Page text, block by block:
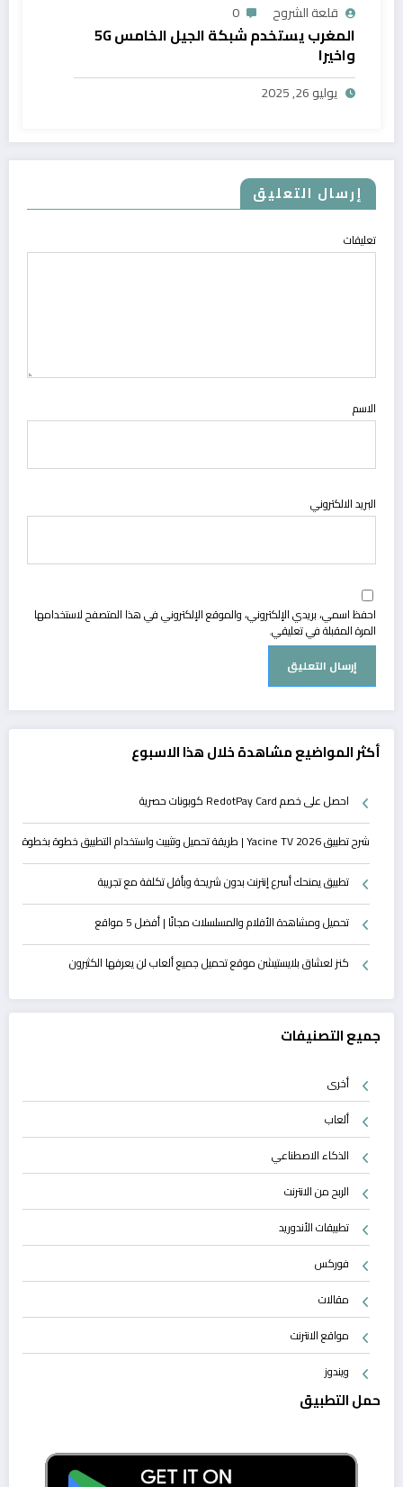
قلعة الشروح 0
المغرب يستخدم شبكة الجيل الخامس 5G
واخيرا
يوليو 26, 2025
إرسال التعليق
تعليقات
الاسم
البريد الالكتروني
احفظ اسمي، بريدي الإلكتروني، والموقع الإلكتروني في هذا المتصفح لاستخدامها
المرة المقبلة في تعليقي.
أكثر المواضيع مشاهدة خلال هذا الاسبوع
احصل على خصم RedotPay Card كوبونات حصرية
شرح تطبيق Yacine TV 2026 | طريقة تحميل وتثبيت واستخدام التطبيق خطوة بخطوة
تطبيق يمنحك أسرع إنترنت بدون شريحة وبأقل تكلفة مع تجريبة
تحميل ومشاهدة الأفلام والمسلسلات مجانًا | أفضل 5 مواقع
كنز لعشاق بلايستيشن موقع تحميل جميع ألعاب لن يعرفها الكثيرون
جميع التصنيفات
أخرى
ألعاب
الذكاء الاصطناعي
الربح من الانترنت
تطبيقات الأندوريد
فوركس
مقالات
مواقع الانترنت
ويندوز
حمل التطبيق